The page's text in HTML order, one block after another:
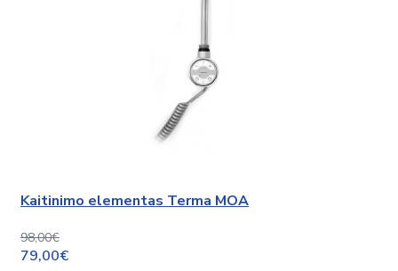
Kaitinimo elementas Terma MOA
98,00€
79,00€